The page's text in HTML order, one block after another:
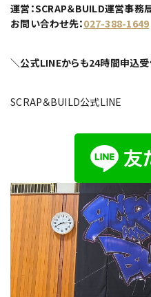
運営：SCRAP＆BUILD運営事務
お問い合わせ先：027-388-1649
＼公式LINEからも24時間申込受
SCRAP＆BUILD公式LINE